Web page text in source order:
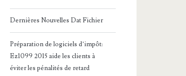
Dernières Nouvelles Dat Fichier
Préparation de logiciels d’impôt:
Ez1099 2015 aide les clients à
éviter les pénalités de retard